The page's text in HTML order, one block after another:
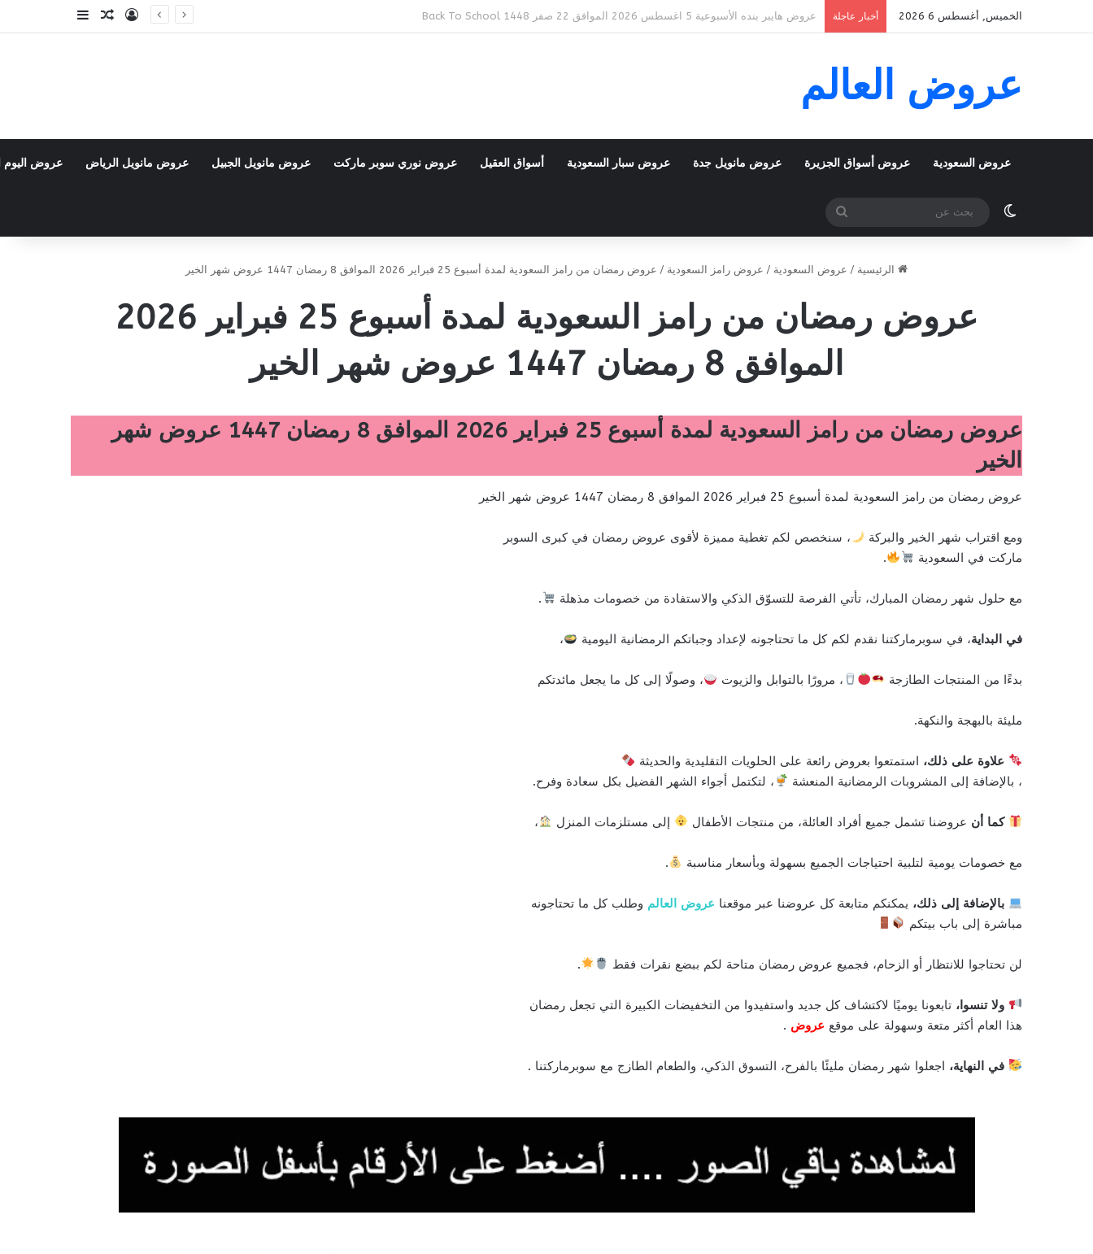
الخميس, أغسطس 6 2026 أخبار عاجلة عروض بنده الأسبوعية 5 اغسطس 2026 الموافق 22 صفر 1448 Back To School تسجيل الدخول
مقال عشوائي
إضافة عمود
عروض العالم
عروض السعودية عروض أسواق الجزيرة عروض مانويل جدة عروض سبار السعودية أسواق العقيل عروض نوري سوبر ماركت عروض مانويل الجبيل عروض مانويل الرياض عروض اليوم
الوضع المظلم
بحث
عن
الرئيسية / عروض السعودية / عروض رامز السعودية / عروض رمضان من رامز السعودية لمدة أسبوع 25 فبراير 2026 الموافق 8 رمضان 1447 عروض شهر الخير
عروض رمضان من رامز السعودية لمدة أسبوع 25 فبراير 2026
الموافق 8 رمضان 1447 عروض شهر الخير
عروض رمضان من رامز السعودية لمدة أسبوع 25 فبراير 2026 الموافق 8 رمضان 1447 عروض شهر
الخير
عروض رمضان من رامز السعودية لمدة أسبوع 25 فبراير 2026 الموافق 8 رمضان 1447 عروض شهر الخير
ومع اقتراب شهر الخير والبركة
، سنخصص لكم تغطية مميزة لأقوى عروض رمضان في كبرى السوبر
ماركت في السعودية
.
مع حلول شهر رمضان المبارك، تأتي الفرصة للتسوّق الذكي والاستفادة من خصومات مذهلة .
في البداية، في سوبرماركتنا نقدم لكم كل ما تحتاجونه لإعداد وجباتكم الرمضانية اليومية ،
بدءًا من المنتجات الطازجة ، مرورًا بالتوابل والزيوت ، وصولًا إلى كل ما يجعل مائدتكم
مليئة بالبهجة والنكهة.
علاوة على ذلك، استمتعوا بعروض رائعة على الحلويات التقليدية والحديثة
، بالإضافة إلى المشروبات الرمضانية المنعشة
، لتكتمل أجواء الشهر الفضيل بكل سعادة وفرح.
كما أن عروضنا تشمل جميع أفراد العائلة، من منتجات الأطفال إلى مستلزمات المنزل ،
مع خصومات يومية لتلبية احتياجات الجميع بسهولة وبأسعار مناسبة .
بالإضافة إلى ذلك، يمكنكم متابعة كل عروضنا عبر موقعنا عروض العالم وطلب كل ما تحتاجونه
مباشرة إلى باب بيتكم
لن تحتاجوا للانتظار أو الزحام، فجميع عروض رمضان متاحة لكم ببضع نقرات فقط .
ولا تنسوا، تابعونا يوميًا لاكتشاف كل جديد واستفيدوا من التخفيضات الكبيرة التي تجعل رمضان
هذا العام أكثر متعة وسهولة على موقع عروض .
في النهاية، اجعلوا شهر رمضان مليئًا بالفرح، التسوق الذكي، والطعام الطازج مع سوبرماركتنا .